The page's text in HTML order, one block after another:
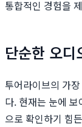
통합적인 경험을
단순한 오
투어라이브의 가
다. 현재는 눈에
으로 확인하기 힘